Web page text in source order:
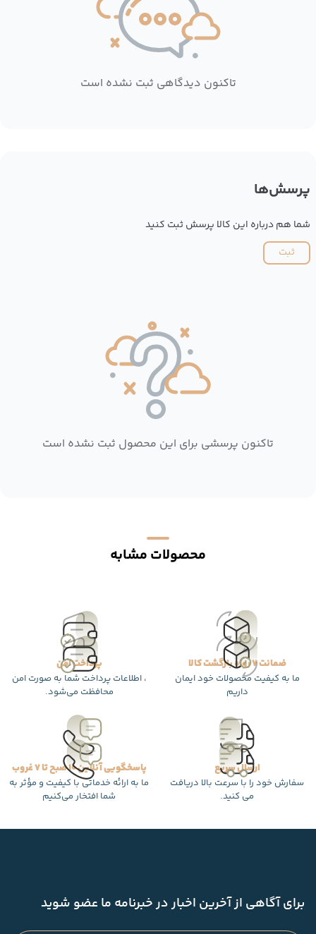
تاکنون دیدگاهی ثبت نشده است
پرسش‌ها
شما هم درباره این کالا پرسش ثبت کنید
ثبت
تاکنون پرسشی برای این محصول ثبت نشده است
محصولات مشابه
ضمانت 7 روزه بازگشت کالا
ما به کیفیت محصولات خود ایمان
داریم
پرداخت امن
، اطلاعات پرداخت شما به صورت امن
محافظت می‌شود.
ارسال سریع
سفارش خود را با سرعت بالا دریافت
می کنید.
پاسخگویی آنلاین 10 صبح تا 7 غروب
ما به ارائه خدماتی با کیفیت و مؤثر به
شما افتخار می‌کنیم
برای آگاهی از آخرین اخبار در خبرنامه ما عضو شوید